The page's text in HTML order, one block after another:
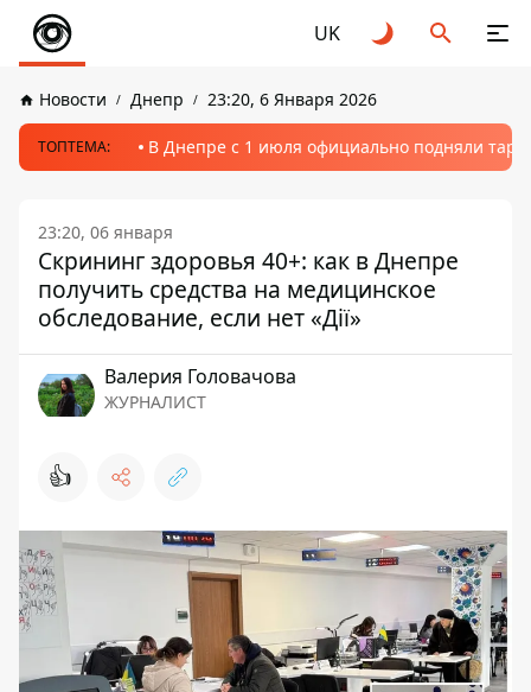
UK
Новости Днепр 23:20, 6 Января 2026
ТОПТЕМА: В Днепре с 1 июля официально подняли
23:20, 06 января
Скрининг здоровья 40+: как в Днепре
получить средства на медицинское
обследование, если нет «Дії»
Валерия Головачова
ЖУРНАЛИСТ
👍